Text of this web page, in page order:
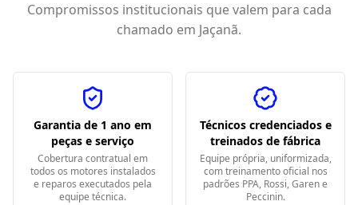
Compromissos institucionais que valem para cada
chamado em Jaçanã.
Garantia de 1 ano em
peças e serviço
Cobertura contratual em
todos os motores instalados
e reparos executados pela
equipe técnica.
Técnicos credenciados e
treinados de fábrica
Equipe própria, uniformizada,
com treinamento oficial nos
padrões PPA, Rossi, Garen e
Peccinin.